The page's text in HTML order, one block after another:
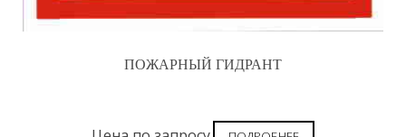
ПОЖАРНЫЙ ГИДРАНТ